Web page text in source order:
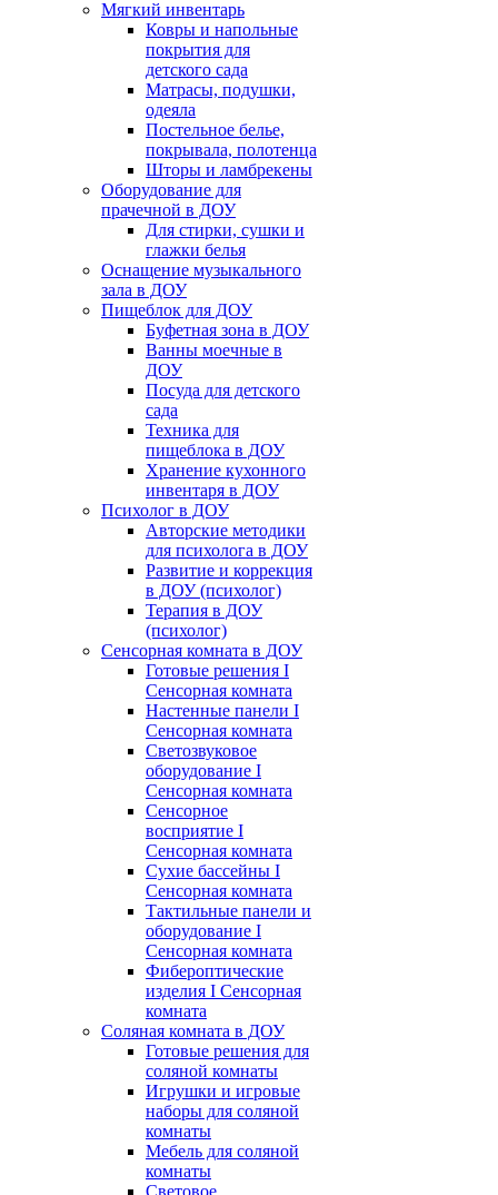
Мягкий инвентарь
Ковры и напольные
покрытия для
детского сада
Матрасы, подушки,
одеяла
Постельное белье,
покрывала, полотенца
Шторы и ламбрекены
Оборудование для
прачечной в ДОУ
Для стирки, сушки и
глажки белья
Оснащение музыкального
зала в ДОУ
Пищеблок для ДОУ
Буфетная зона в ДОУ
Ванны моечные в
ДОУ
Посуда для детского
сада
Техника для
пищеблока в ДОУ
Хранение кухонного
инвентаря в ДОУ
Психолог в ДОУ
Авторские методики
для психолога в ДОУ
Развитие и коррекция
в ДОУ (психолог)
Терапия в ДОУ
(психолог)
Сенсорная комната в ДОУ
Готовые решения I
Сенсорная комната
Настенные панели I
Сенсорная комната
Светозвуковое
оборудование I
Сенсорная комната
Сенсорное
восприятие I
Сенсорная комната
Сухие бассейны I
Сенсорная комната
Тактильные панели и
оборудование I
Сенсорная комната
Фибероптические
изделия I Сенсорная
комната
Соляная комната в ДОУ
Готовые решения для
соляной комнаты
Игрушки и игровые
наборы для соляной
комнаты
Мебель для соляной
комнаты
Световое